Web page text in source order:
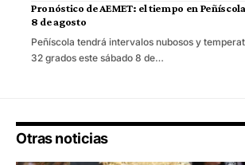
Pronóstico de AEMET: el tiempo en
8 de agosto
Peñíscola tendrá intervalos nubosos y
32 grados este sábado 8 de…
Otras noticias